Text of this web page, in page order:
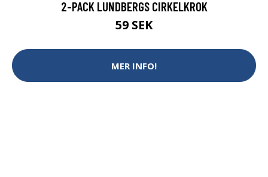
2-PACK LUNDBERGS CIRKELKROK
59 SEK
MER INFO!